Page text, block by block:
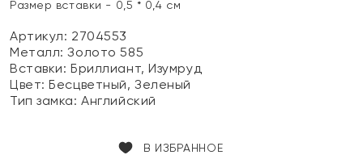
Размер вставки - 0,5 * 0,4 см
Артикул: 2704553
Металл:Золото 585
Вставки:Бриллиант, Изумруд
Цвет:Бесцветный, Зеленый
Тип замка:Английский
В ИЗБРАННОЕ